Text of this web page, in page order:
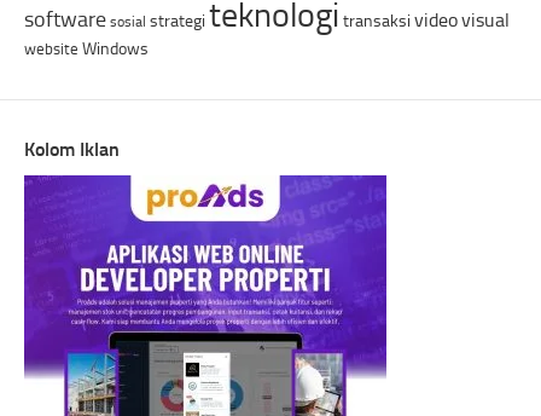
software sosial strategi teknologi transaksi videovisual
website Windows
Kolom Iklan